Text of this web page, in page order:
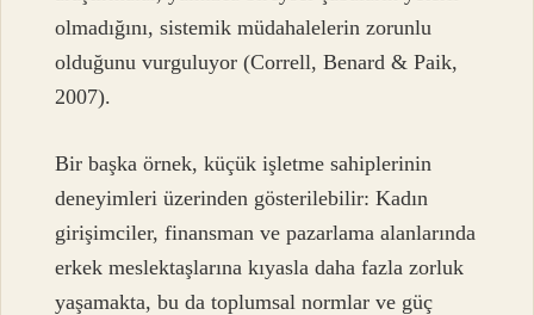
olmadığını, sistemik müdahalelerin zorunlu
olduğunu vurguluyor (Correll, Benard & Paik,
2007).
Bir başka örnek, küçük işletme sahiplerinin
deneyimleri üzerinden gösterilebilir: Kadın
girişimciler, finansman ve pazarlama alanlarında
erkek meslektaşlarına kıyasla daha fazla zorluk
yaşamakta, bu da toplumsal normlar ve güç